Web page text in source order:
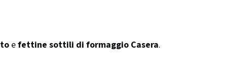
efettine sottili di formaggio Casera.